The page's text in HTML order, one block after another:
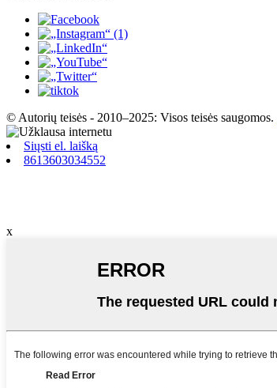
© Autorių teisės - 2010–2025: Visos teisės saugomos.
Siųsti el. laišką
8613603034552
x